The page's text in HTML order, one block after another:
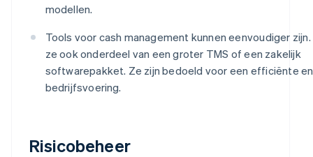
modellen.
Tools voor cash management kunnen eenvoudiger zijn.
ze ook onderdeel van een groter TMS of een zakelijk
softwarepakket. Ze zijn bedoeld voor een efficiënte
bedrijfsvoering.
Risicobeheer